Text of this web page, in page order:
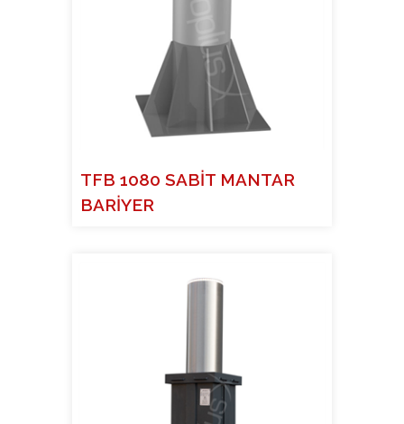
TFB 1080 SABİT MANTAR
BARİYER